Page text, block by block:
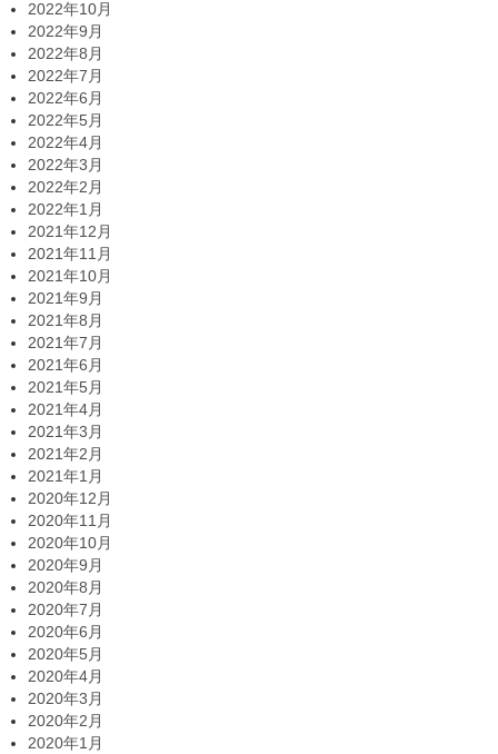
2022年10月
2022年9月
2022年8月
2022年7月
2022年6月
2022年5月
2022年4月
2022年3月
2022年2月
2022年1月
2021年12月
2021年11月
2021年10月
2021年9月
2021年8月
2021年7月
2021年6月
2021年5月
2021年4月
2021年3月
2021年2月
2021年1月
2020年12月
2020年11月
2020年10月
2020年9月
2020年8月
2020年7月
2020年6月
2020年5月
2020年4月
2020年3月
2020年2月
2020年1月